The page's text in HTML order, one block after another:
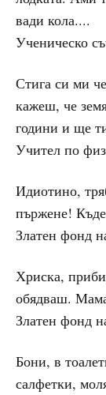
вади кола....
Ученическо
Стига си ми
кажеш, че
години и ще
Учител по
Идиотино,
пържене!
Златен
Хриска,
обядваш.
Златен
Бони, в
салфетки,